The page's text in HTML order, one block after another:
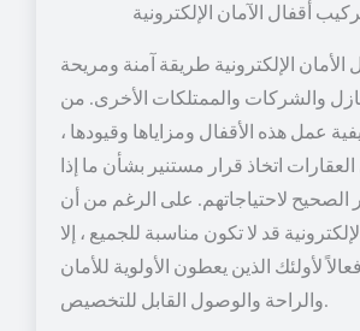
الأمان الإلكترونية طريقة آمنة ومريحة
والشركات والممتلكات الأخرى. من
عمل هذه الأقفال ومزاياها وقيودها ،
اتخاذ قرار مستنير بشأن ما إذا
الصحيح لاحتياجاتهم. على الرغم من أن
قد لا تكون مناسبة للجميع ، إلا
لأولئك الذين يعطون الأولوية للأمان
والراحة والوصول القابل للتخصيص.